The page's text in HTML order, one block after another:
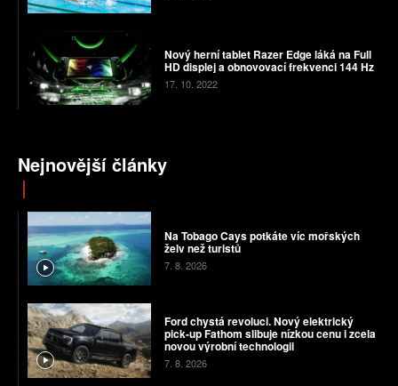
Nový herní tablet Razer Edge láká na Full
HD displej a obnovovací frekvenci 144 Hz
17. 10. 2022
Nejnovější články
Na Tobago Cays potkáte víc mořských
želv než turistů
7. 8. 2026
Ford chystá revoluci. Nový elektrický
pick-up Fathom slibuje nízkou cenu i zcela
novou výrobní technologii
7. 8. 2026